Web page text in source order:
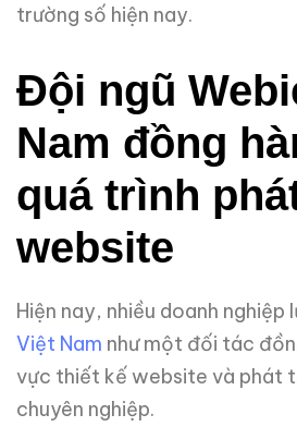
trường số hiện nay.
Đội ngũ
Nam đồng
quá trình
website
Hiện nay, nhiều doanh nghiệp
Việt Nam như một đối tác
vực thiết kế website và phát
chuyên nghiệp.